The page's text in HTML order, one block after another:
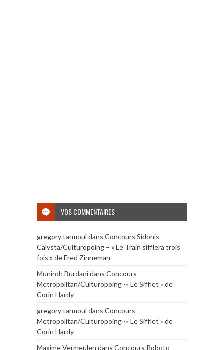
VOS COMMENTAIRES
gregory tarmoul dans Concours Sidonis
Calysta/Culturopoing – « Le Train sifflera trois
fois » de Fred Zinneman
Muniroh Burdanidans Concours
Metropolitan/Culturopoing -« Le Sifflet » de
Corin Hardy
gregory tarmoul dans Concours
Metropolitan/Culturopoing -« Le Sifflet » de
Corin Hardy
Maxime Vermeulen dans Concours Roboto